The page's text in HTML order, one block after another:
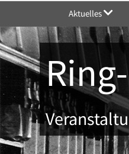
Aktuelles